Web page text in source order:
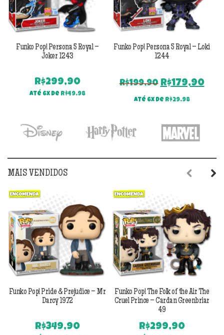
Funko Pop! Persona 5 Royal –
Joker 1243
R$299,90
Até 6x de R$49,98
Funko Pop! Persona 5 Royal – Loki
1244
R$199,90 O
preço
original
R$199,90.
R$179,90O
Até 6x de R$29,98
MAIS VENDIDOS
Funko Pop! Pride & Prejudice – Mr
Darcy 1972
R$349,90
Funko Pop! The Folk of the Air The
Cruel Prince – Cardan Greenbriar
49
R$299,90